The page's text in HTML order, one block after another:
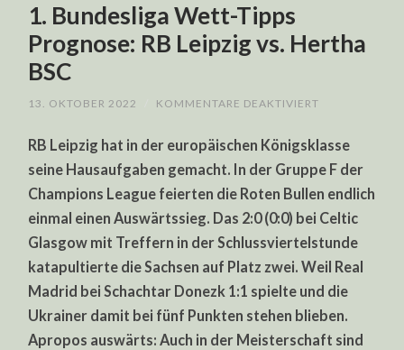
1. Bundesliga Wett-Tipps
Prognose: RB Leipzig vs. Hertha
BSC
13. OKTOBER 2022 KOMMENTARE DEAKTIVIERT
WETT-
PROGNOSE:
LEIPZIG
VS.
HERTHA
BSC
RB Leipzig hat in der europäischen Königsklasse
seine Hausaufgaben gemacht. In der Gruppe F der
Champions League feierten die Roten Bullen endlich
einmal einen Auswärtssieg. Das 2:0 (0:0) bei Celtic
Glasgow mit Treffern in der Schlussviertelstunde
katapultierte die Sachsen auf Platz zwei. Weil Real
Madrid bei Schachtar Donezk 1:1 spielte und die
Ukrainer damit bei fünf Punkten stehen blieben.
Apropos auswärts: Auch in der Meisterschaft sind